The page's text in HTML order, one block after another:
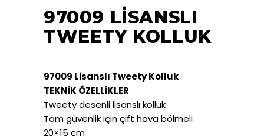
97009 LISANSLI
TWEETY KOLLUK
97009 Lisanslı Tweety Kolluk
TEKNİK ÖZELLİKLER
Tweety desenli lisanslı kolluk
Tam güvenlik için çift hava bölmeli
20×15 cm